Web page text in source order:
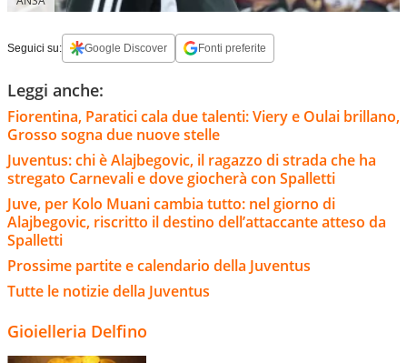
Seguici su: Google Discover Fonti preferite
Leggi anche:
Fiorentina, Paratici cala due talenti: Viery e Oulai brillano,
Grosso sogna due nuove stelle
Juventus: chi è Alajbegovic, il ragazzo di strada che ha
stregato Carnevali e dove giocherà con Spalletti
Juve, per Kolo Muani cambia tutto: nel giorno di
Alajbegovic, riscritto il destino dell’attaccante atteso da
Spalletti
Prossime partite e calendario della Juventus
Tutte le notizie della Juventus
Gioielleria Delfino